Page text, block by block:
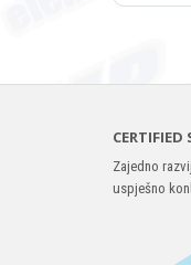
Zajedno
uspješno